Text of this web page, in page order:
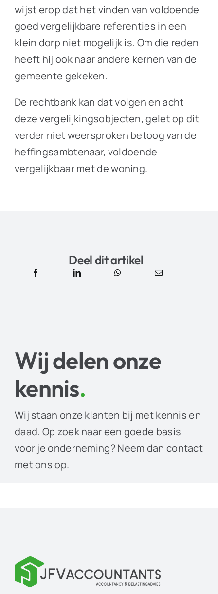
wijst erop dat het vinden van voldoende
goed vergelijkbare referenties in een
klein dorp niet mogelijk is. Om die reden
heeft hij ook naar andere kernen van de
gemeente gekeken.
De rechtbank kan dat volgen en acht
deze vergelijkingsobjecten, gelet op dit
verder niet weersproken betoog van de
heffingsambtenaar, voldoende
vergelijkbaar met de woning.
Deel dit artikel
Wij delen onze
kennis.
Wij staan onze klanten bij met kennis en
daad. Op zoek naar een goede basis
voor je onderneming? Neem dan contact
met ons op.